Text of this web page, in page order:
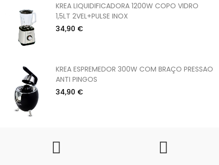
KREA LIQUIDIFICADORA 1200W COPO VIDRO
1,5LT 2VEL+PULSE INOX
34,90 €
KREA ESPREMEDOR 300W COM BRAÇO PRESSAO
ANTI PINGOS
34,90 €